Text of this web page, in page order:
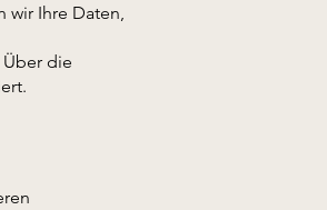
wir Ihre Daten,
die